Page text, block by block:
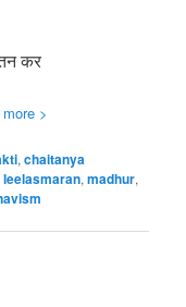
कर
>
,chaitanya
leelasmaran,madhur,